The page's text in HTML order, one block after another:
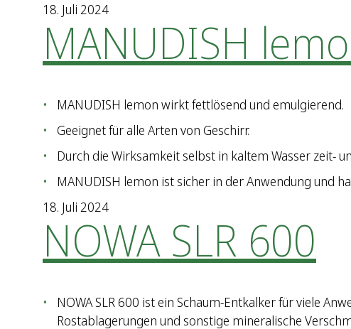
18. Juli 2024
MANUDISH
MANUDISH lemon wirkt fettlösend und emulgierend.
Geeignet für alle Arten von Geschirr.
Durch die Wirksamkeit selbst in kaltem Wasser zeit-
MANUDISH lemon ist sicher in der Anwendung und
18. Juli 2024
NOWA SLR 600
NOWA SLR 600 ist ein Schaum-Entkalker für viele
Rostablagerungen und sonstige mineralische